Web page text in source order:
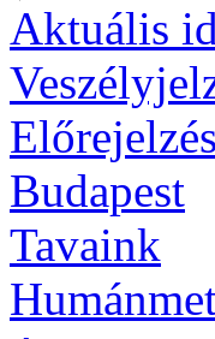
Aktuális
Előrejelzés
Budapest
Tavaink